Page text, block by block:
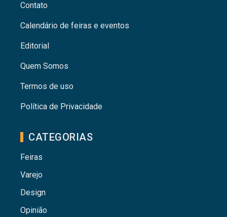
Contato
Calendário de feiras e eventos
Editorial
Quem Somos
Termos de uso
Política de Privacidade
CATEGORIAS
Feiras
Varejo
Design
Opinião